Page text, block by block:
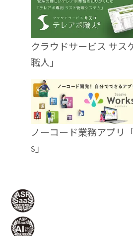
クラウドサービス サス
職人」
ノーコード業務アプリ
s」